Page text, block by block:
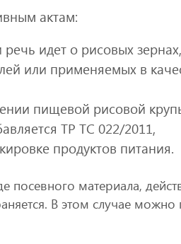
актам:
идет о рисовых зернах,
или применяемых в
пищевой рисовой
ТР ТС 022/2011,
продуктов питания.
материала,
В этом случае можно